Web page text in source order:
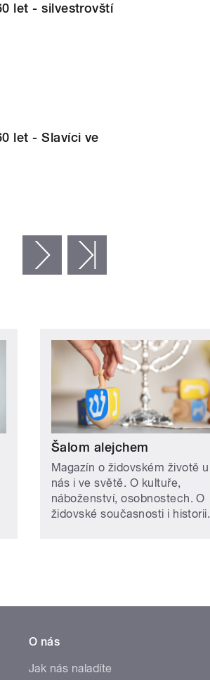
let - silvestrovští
let - Slavíci ve
následující ›
Šalom alejchem
Magazín o židovském životě u
nás i ve světě. O kultuře,
náboženství, osobnostech. O
židovské současnosti i historii.
O nás
Jak nás naladíte